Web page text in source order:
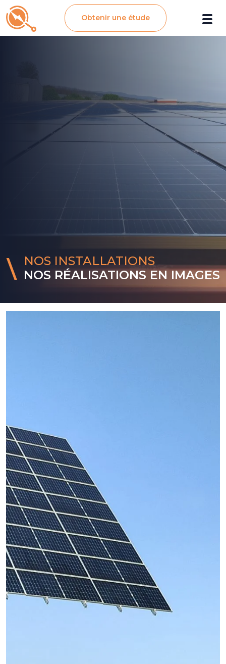
Obtenir une étude
NOS INSTALLATIONS
NOS RÉALISATIONS EN IMAGES